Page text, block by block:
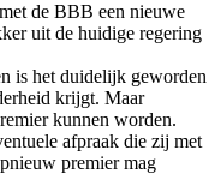
de BBB een nieuwe
uit de huidige regering
is het duidelijk geworden
krijgt. Maar
kunnen worden.
afpraak die zij met
premier mag